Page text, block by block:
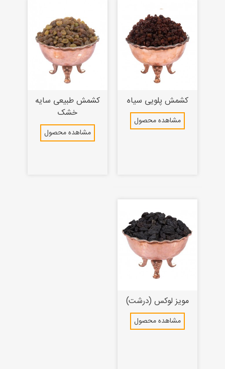
کشمش پلویی سیاه
مشاهده محصول
کشمش طبیعی سایه
خشک
مشاهده محصول
مویز لوکس (درشت)
مشاهده محصول